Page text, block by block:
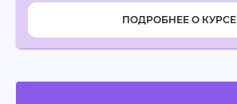
ПОДРОБНЕЕ О КУРСЕ